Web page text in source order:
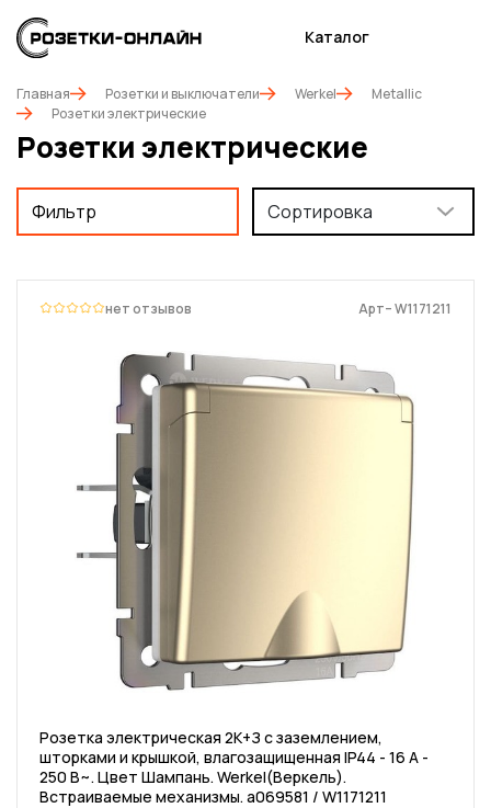
Каталог
Главная Розетки и выключатели Werkel
Metallic
Розетки электрические
Розетки электрические
Фильтр Сортировка
нет отзывов Арт– W1171211
Розетка электрическая 2К+З с заземлением,
шторками и крышкой, влагозащищенная IP44 - 16 А -
250 В~. Цвет Шампань. Werkel(Веркель).
Встраиваемые механизмы. a069581 / W1171211